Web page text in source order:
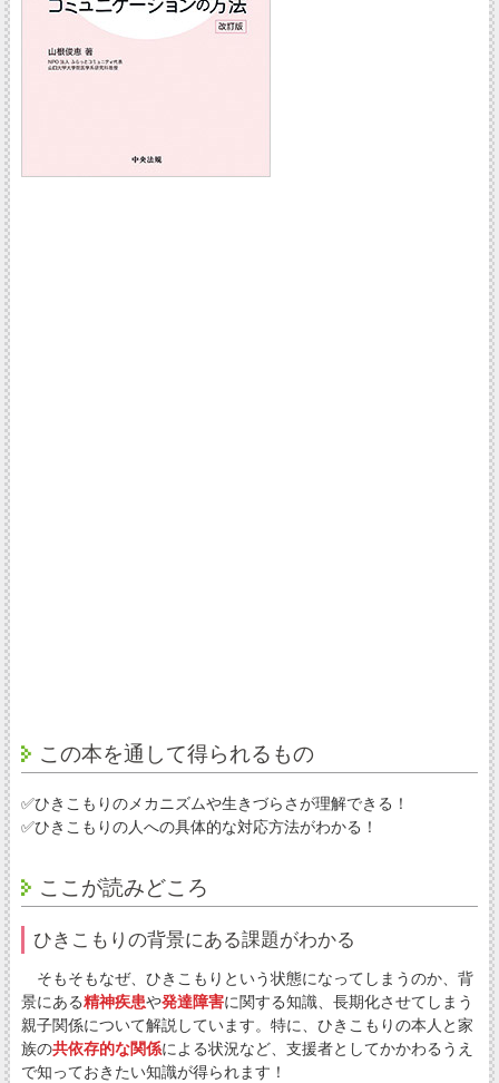
この本を通して得られるもの
✅ひきこもりのメカニズムや生きづらさが理解できる！
✅ひきこもりの人への具体的な対応方法がわかる！
ここが読みどころ
ひきこもりの背景にある課題がわかる
そもそもなぜ、ひきこもりという状態になってしまうのか、背
景にある精神疾患や発達障害に関する知識、長期化させてしまう
親子関係について解説しています。特に、ひきこもりの本人と家
族の共依存的な関係による状況など、支援者としてかかわるうえ
で知っておきたい知識が得られます！